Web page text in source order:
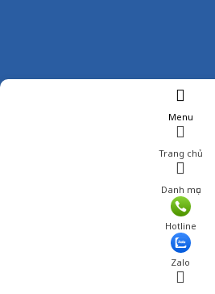
Menu
Trang chủ
Danh mục
Hotline
Zalo